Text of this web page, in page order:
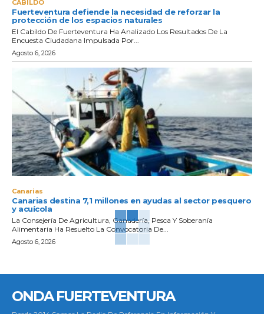
CABILDO
Fuerteventura defiende la necesidad de reforzar la
protección de los espacios naturales
El Cabildo De Fuerteventura Ha Analizado Los Resultados De La
Encuesta Ciudadana Impulsada Por...
Agosto 6, 2026
Canarias
Canarias destina 7,1 millones en ayudas al sector pesquero
y acuícola
La Consejería De Agricultura, Ganadería, Pesca Y Soberanía
Alimentaria Ha Resuelto La Convocatoria De...
Agosto 6, 2026
ONDA FUERTEVENTURA